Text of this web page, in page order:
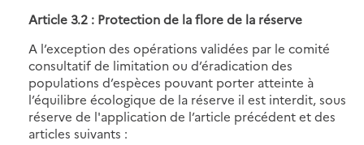
Article 3.2 : Protection de la flore de la réserve
A l’exception des opérations validées par le comité
consultatif de limitation ou d’éradication des
populations d’espèces pouvant porter atteinte à
l’équilibre écologique de la réserve il est interdit, sous
réserve de l'application de l’article précédent et des
articles suivants :